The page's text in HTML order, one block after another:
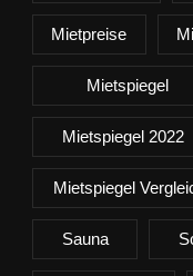
Mietpreise
Mietspiegel
Mietspiegel 2022
Mietspiegel
Sauna